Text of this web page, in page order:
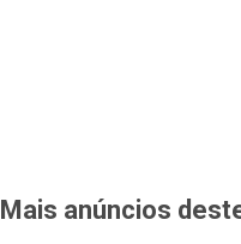
Mais anúncios